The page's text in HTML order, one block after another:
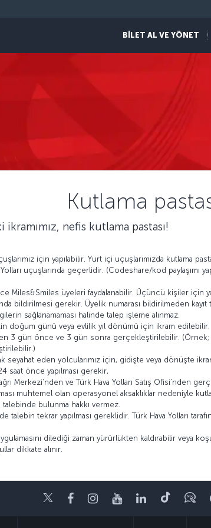
BİLET AL VE YÖNET
Kutlama
nefis kutlama pastası!
için yapılabilir. Yurt içi uçuşlarımızda kutlama
uçuşlarında geçerlidir. (Codeshare/kod paylaşımı
Miles&Smiles üyeleri faydalanabilir. Üçüncü kişiler
bildirilmesi gerekir. Üyelik numarası bildirilmeden
sağlanamaması halinde talep işleme alınmaz.
doğum günü veya evlilik yıl dönümü için ikram edilebilir.
3 gün önce ve 3 gün sonra gerçekleştirilebilir.
seyahat eden yolcularımız için, gidişte veya dönüşte
saat önce yapılması gerekir,
Merkezi’nden ve Türk Hava Yolları Satış Ofisi’nden
muhtemel olan operasyonel aksaklıklar nedeniyle
talebinde bulunma hakkı vermez.
talebin tekrar yapılması gereklidir. Türk Hava Yolları
dilediği zaman yürürlükten kaldırabilir veya
dikkate alınır.
TwitterFacebookInstagram
YoutubeLinkedIn
Tiktok